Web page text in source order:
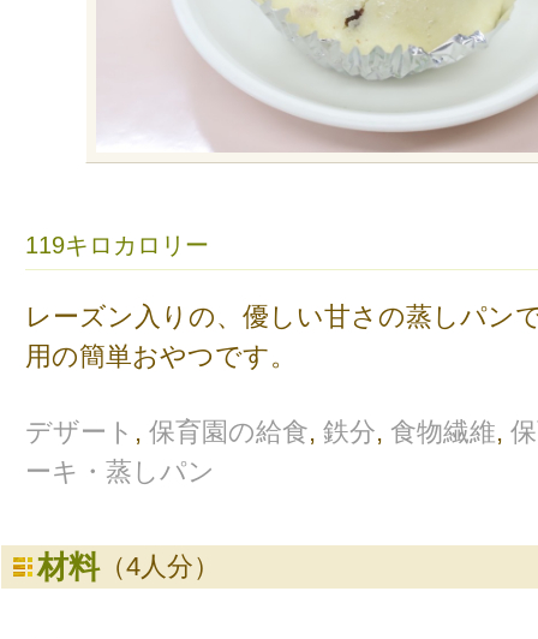
119キロカロリー
レーズン入りの、優しい甘さの蒸しパン
用の簡単おやつです。
デザート , 保育園の給食, 鉄分, 食物繊維,
ーキ・蒸しパン
材料（4人分）